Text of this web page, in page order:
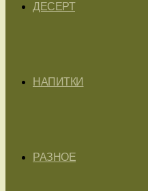
ДЕСЕРТ
НАПИТКИ
РАЗНОЕ